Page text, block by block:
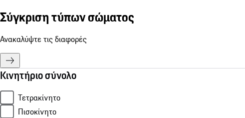
Σύγκριση τύπων σώματος
Ανακαλύψτε τις διαφορές
Κινητήριο σύνολο
Τετρακίνητο
Πισοκίνητο